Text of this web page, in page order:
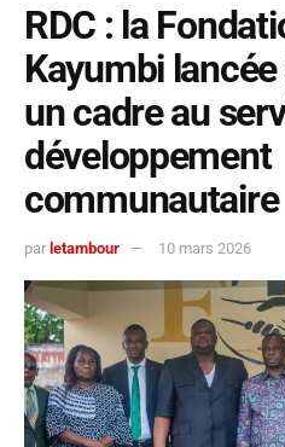
RDC : la
Kayumbi
un cadre au
développement
communautaire
par letambour 10 mars 2026